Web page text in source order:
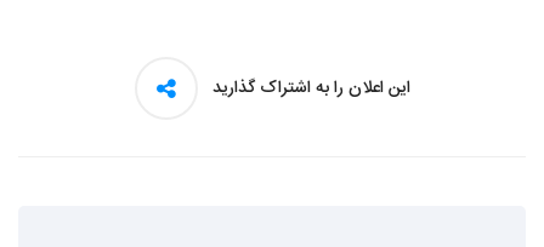
این اعلان را به اشتراک گذارید